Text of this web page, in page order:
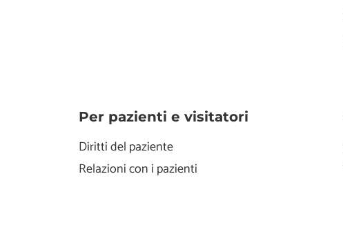
Per pazienti e visitatori
Diritti del paziente
Relazioni con i pazienti